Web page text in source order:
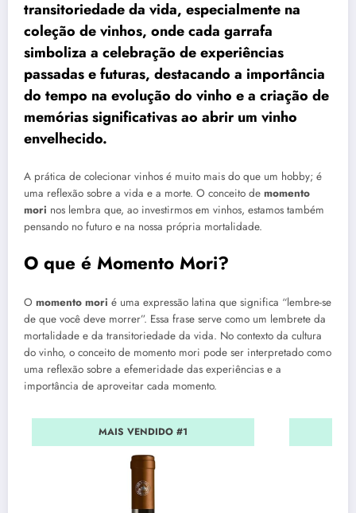
transitoriedade da vida, especialmente na
coleção de vinhos, onde cada garrafa
simboliza a celebração de experiências
passadas e futuras, destacando a importância
do tempo na evolução do vinho e a criação de
memórias significativas ao abrir um vinho
envelhecido.
A prática de colecionar vinhos é muito mais do que um hobby; é
uma reflexão sobre a vida e a morte. O conceito de momento
mori nos lembra que, ao investirmos em vinhos, estamos também
pensando no futuro e na nossa própria mortalidade.
O que é Momento Mori?
O momento mori é uma expressão latina que significa “lembre-se
de que você deve morrer”. Essa frase serve como um lembrete da
mortalidade e da transitoriedade da vida. No contexto da cultura
do vinho, o conceito de momento mori pode ser interpretado como
uma reflexão sobre a efemeridade das experiências e a
importância de aproveitar cada momento.
MAIS VENDIDO #1